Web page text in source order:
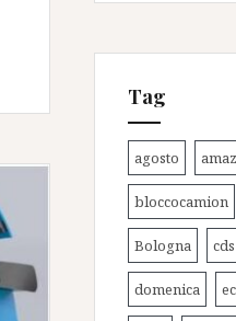
Tag
agosto
bloccocamion
Bologna cds
domenica